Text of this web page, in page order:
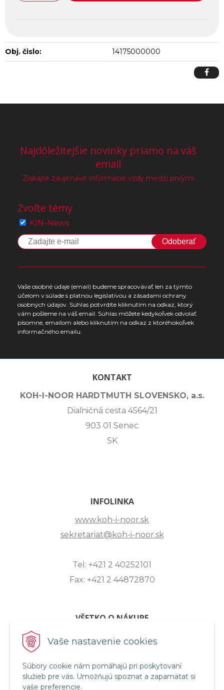
Vaše nastavenie cookies
Súbory cookie nám pomáhajú pri poskytovaní
služieb pre vás. Umožňujú spoznať a zapamätať si
vaše preferencie.
Obj. čislo: 14175000000
Najdôležitejšie novinky priamo na váš
email
Získajte zaujímavé informácie vždy medzi prvými
Zvoľte témy
KIN-News
Odoberať
Vaše osobné údaje (email) budeme spracovávať len za týmto
účelom v súlade s platnou legislatívou a zásadami ochrany
osobných údajov. Súhlas potvrdíte kliknutím na odkaz, ktorý
vám pošleme na váš email. Súhlas môžete kedykoľvek odvolať
písomne, emailom alebo kliknutím na odkaz z ktoréhokoľvek
informačného emailu.
KONTAKT
KOH-I-NOOR HARDTMUTH SLOVENSKO, a.s.
Diaľničná cesta 4564/21
903 01 Senec
SK
INFOLINKA
www.koh-i-noor.sk
sekretariat@koh-i-noor.sk
Tel: +421 2 40252101
Fax: +421 2 44872870
VŠETKO O NÁKUPE
ZASLANIE OTÁZKY
OBCHODNÉ PODMIENKY
REKLAMAČNÝ PORIADOK